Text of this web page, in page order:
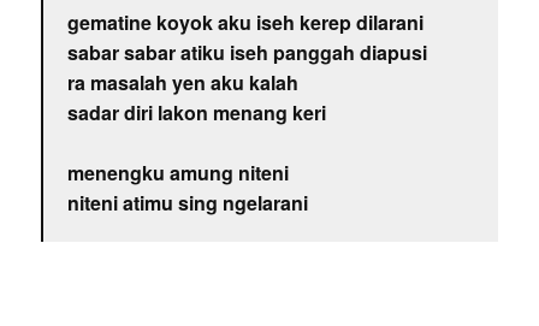
gematine koyok aku iseh kerep dilarani
sabar sabar atiku iseh panggah diapusi
ra masalah yen aku kalah
sadar diri lakon menang keri
menengku amung niteni
niteni atimu sing ngelarani